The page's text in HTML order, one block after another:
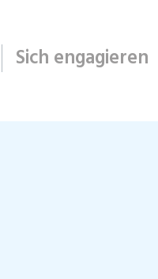
Sich engagieren